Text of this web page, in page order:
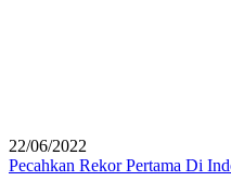
22/06/2022
Pecahkan Rekor Pertama Di